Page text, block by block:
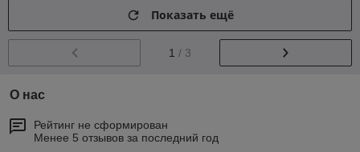
Показать ещё
1 / 3
О нас
Рейтинг не сформирован
Менее 5 отзывов за последний год